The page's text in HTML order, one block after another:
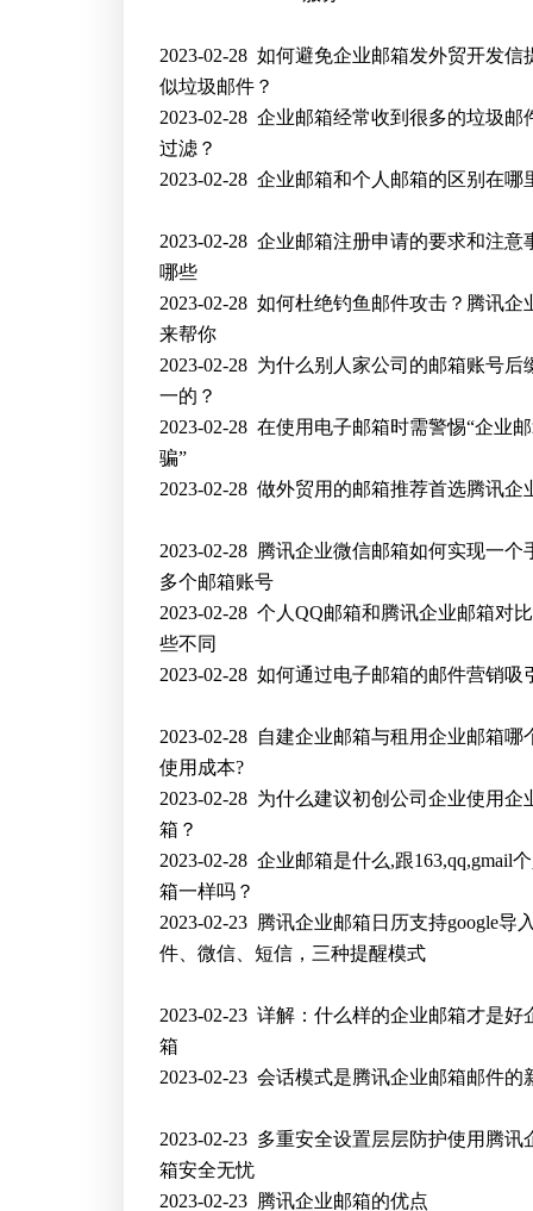
2023-02-28如何避免企业邮箱发外贸开发信
似垃圾邮件？
2023-02-28企业邮箱经常收到很多的垃圾邮
过滤？
2023-02-28企业邮箱和个人邮箱的区别在哪
2023-02-28企业邮箱注册申请的要求和注意
哪些
2023-02-28如何杜绝钓鱼邮件攻击？腾讯企
来帮你
2023-02-28 为什么别人家公司的邮箱账号后
一的？
2023-02-28在使用电子邮箱时需警惕“企业
骗”
2023-02-28做外贸用的邮箱推荐首选腾讯企
2023-02-28 腾讯企业微信邮箱如何实现一个
多个邮箱账号
2023-02-28个人QQ邮箱和腾讯企业邮箱对
些不同
2023-02-28如何通过电子邮箱的邮件营销吸
2023-02-28 自建企业邮箱与租用企业邮箱哪
使用成本?
2023-02-28 为什么建议初创公司企业使用企
箱？
2023-02-28企业邮箱是什么,跟163,qq,gmail
箱一样吗？
2023-02-23 腾讯企业邮箱日历支持google导
件、微信、短信，三种提醒模式
2023-02-23详解：什么样的企业邮箱才是好
箱
2023-02-23会话模式是腾讯企业邮箱邮件的
2023-02-23 多重安全设置层层防护使用腾讯
箱安全无忧
2023-02-23 腾讯企业邮箱的优点